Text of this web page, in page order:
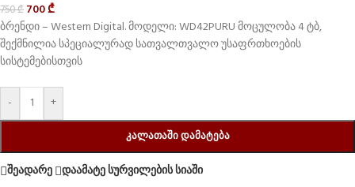
750₾ 700₾
ბრენდი – Western Digital. მოდელი: WD42PURU მოცულობა 4 ტბ,
შექმნილია სპეციალურად სათვალთვალო უსაფრთხოების
სისტემებისთვის
- +
ᲙᲐᲚᲐᲗᲐᲨᲘ ᲓᲐᲛᲐᲢᲔᲑᲐ
შეადარე დაამატე სურვილების სიაში